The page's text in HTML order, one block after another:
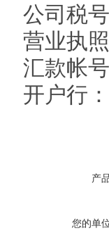
公司税
营业执
汇款帐
开户行
产
您的单